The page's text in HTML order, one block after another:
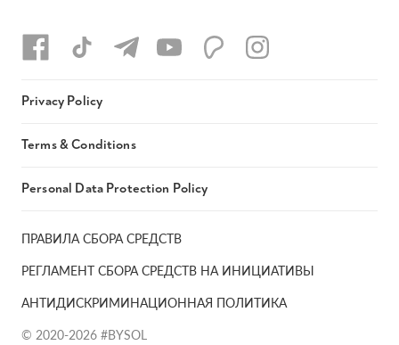
ПРАВИЛА СБОРА СРЕДСТВ
РЕГЛАМЕНТ СБОРА СРЕДСТВ НА ИНИЦИАТИВЫ
АНТИДИСКРИМИНАЦИОННАЯ ПОЛИТИКА
© 2020-2026 #BYSOL
Privacy Policy
Terms & Conditions
Personal Data Protection Policy